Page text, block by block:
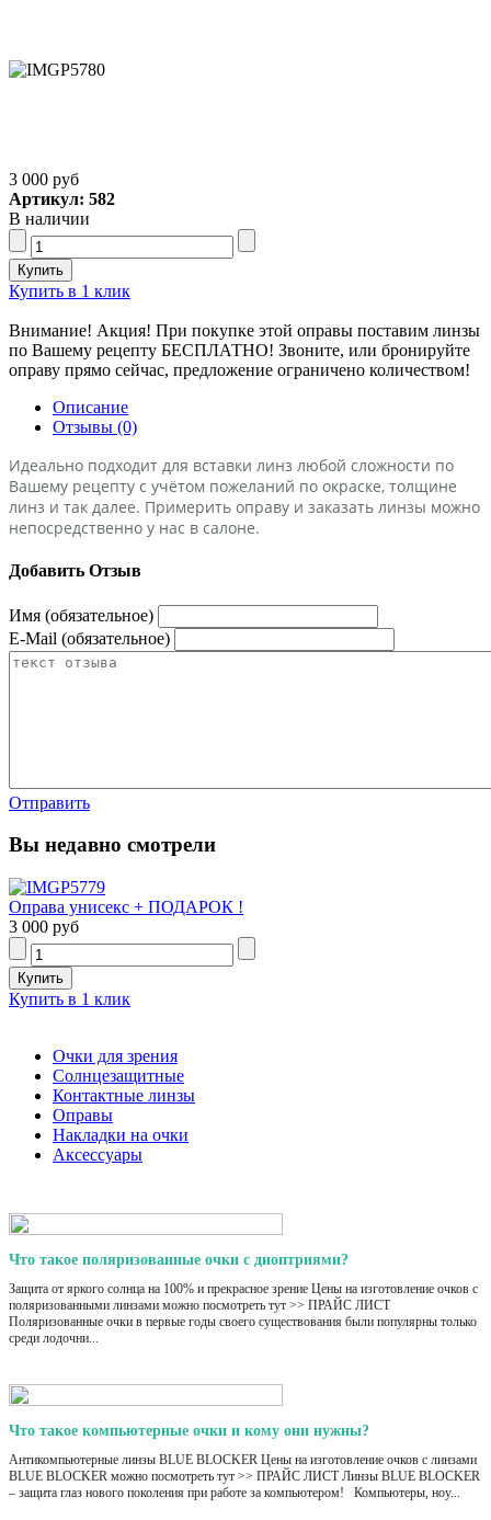
3 000 руб
Артикул: 582
В наличии
Купить в 1 клик
Внимание! Акция! При покупке этой оправы поставим линзы
по Вашему рецепту БЕСПЛАТНО! Звоните, или бронируйте
оправу прямо сейчас, предложение ограничено количеством!
Описание
Отзывы (0)
Идеально подходит для вставки линз любой сложности по
Вашему рецепту с учётом пожеланий по окраске, толщине
линз и так далее. Примерить оправу и заказать линзы можно
непосредственно у нас в салоне.
Добавить Отзыв
Имя (обязательное)
E-Mail (обязательное)
Отправить
Вы недавно смотрели
Оправа унисекс + ПОДАРОК !
3 000 руб
Купить в 1 клик
Очки для зрения
Солнцезащитные
Контактные линзы
Оправы
Накладки на очки
Аксессуары
Что такое поляризованные очки с диоптриями?
Защита от яркого солнца на 100% и прекрасное зрение Цены на изготовление очков с
поляризованными линзами можно посмотреть тут >> ПРАЙС ЛИСТ
Поляризованные очки в первые годы своего существования были популярны только
среди лодочни...
Что такое компьютерные очки и кому они нужны?
Антикомпьютерные линзы BLUE BLOCKER Цены на изготовление очков с линзами
BLUE BLOCKER можно посмотреть тут >> ПРАЙС ЛИСТ Линзы BLUE BLOCKER
– защита глаз нового поколения при работе за компьютером! Компьютеры, ноу...